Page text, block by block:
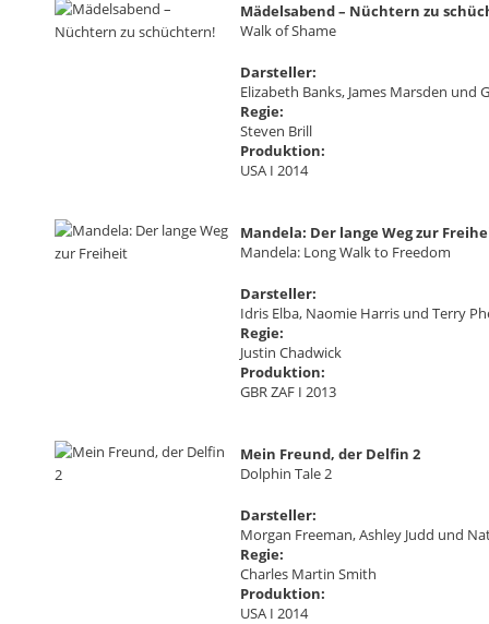
Mädelsabend – Nüchtern zu
Walk of Shame
Darsteller:
Elizabeth Banks, James Marsden und
Regie:
Steven Brill
Produktion:
USA I 2014
Mandela: Der lange Weg zur
Mandela: Long Walk to Freedom
Darsteller:
Idris Elba, Naomie Harris und Terry
Regie:
Justin Chadwick
Produktion:
GBR ZAF I 2013
Mein Freund, der Delfin 2
Dolphin Tale 2
Darsteller:
Morgan Freeman, Ashley Judd und
Regie:
Charles Martin Smith
Produktion:
USA I 2014